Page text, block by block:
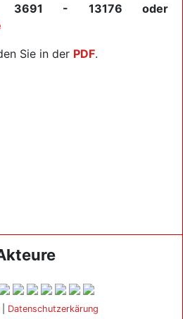
3691 - 13176 oder
Sie in der PDF.
Datenschutzerkärung